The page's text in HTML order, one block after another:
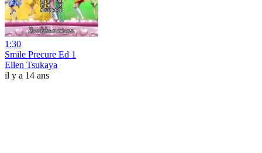
1:30
Smile Precure Ed 1
Ellen Tsukaya
il y a 14 ans